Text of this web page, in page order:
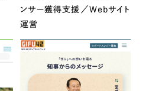
ンサー獲得支援／Webサイト
運営